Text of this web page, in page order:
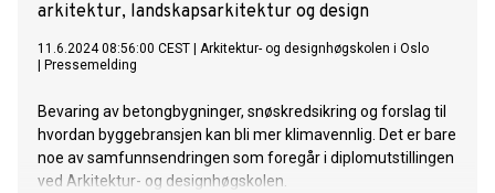
arkitektur, landskapsarkitektur og design
11.6.2024 08:56:00 CEST
Arkitektur- og designhøgskolen i Oslo
Pressemelding
Bevaring av betongbygninger, snøskredsikring og forslag til
hvordan byggebransjen kan bli mer klimavennlig. Det er bare
noe av samfunnsendringen som foregår i diplomutstillingen
ved Arkitektur- og designhøgskolen.